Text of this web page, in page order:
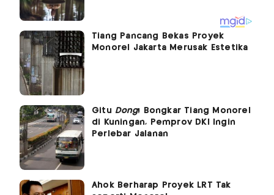
Tiang Pancang Bekas Proyek
Monorel Jakarta Merusak Estetika
Gitu Dong! Bongkar Tiang Monorel
di Kuningan, Pemprov DKI Ingin
Perlebar Jalanan
Ahok Berharap Proyek LRT Tak